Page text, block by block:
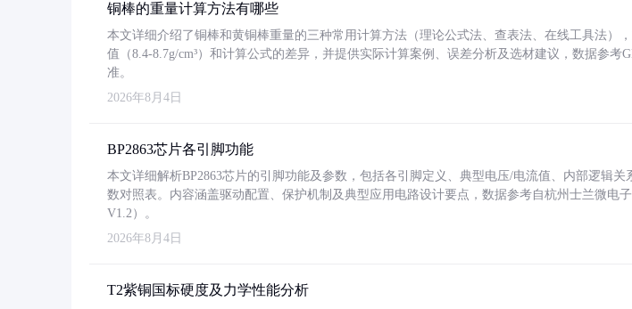
铜棒的重量计算方法有哪些
本文详细介绍了铜棒和黄铜棒重量的三种常用计算方法（理论公式法、查表法、在线工具法）
值（8.4-8.7g/cm³）和计算公式的差异，并提供实际计算案例、误差分析及选材建议，数据参考
准。
2026年8月4日
BP2863芯片各引脚功能
本文详细解析BP2863芯片的引脚功能及参数，包括各引脚定义、典型电压/电流值、内部逻辑关
数对照表。内容涵盖驱动配置、保护机制及典型应用电路设计要点，数据参考自杭州士兰微电
V1.2）。
2026年8月4日
T2紫铜国标硬度及力学性能分析